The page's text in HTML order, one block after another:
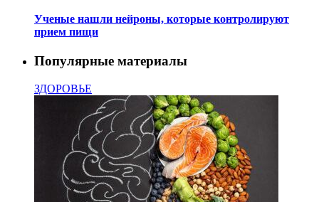
Ученые нашли нейроны, которые контролируют
прием пищи
Популярные материалы
ЗДОРОВЬЕ